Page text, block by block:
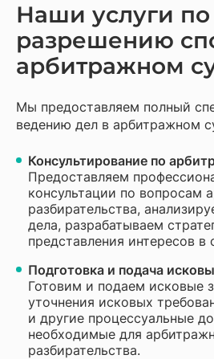
Наши услуги по
разрешению
арбитражном
Мы предоставляем полный
ведению дел в арбитражном
Консультирование по
Предоставляем
консультации по вопросам
разбирательства,
дела, разрабатываем
представления интересов в
Подготовка и подача
Готовим и подаем исковые
уточнения исковых
и другие процессуальные
необходимые для
разбирательства.